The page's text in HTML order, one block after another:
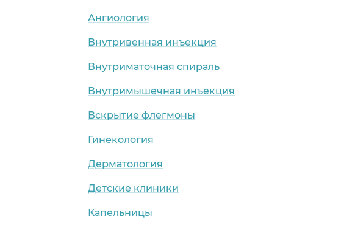
Ангиология
Внутривенная инъекция
Внутриматочная спираль
Внутримышечная инъекция
Вскрытие флегмоны
Гинекология
Дерматология
Детские клиники
Капельницы